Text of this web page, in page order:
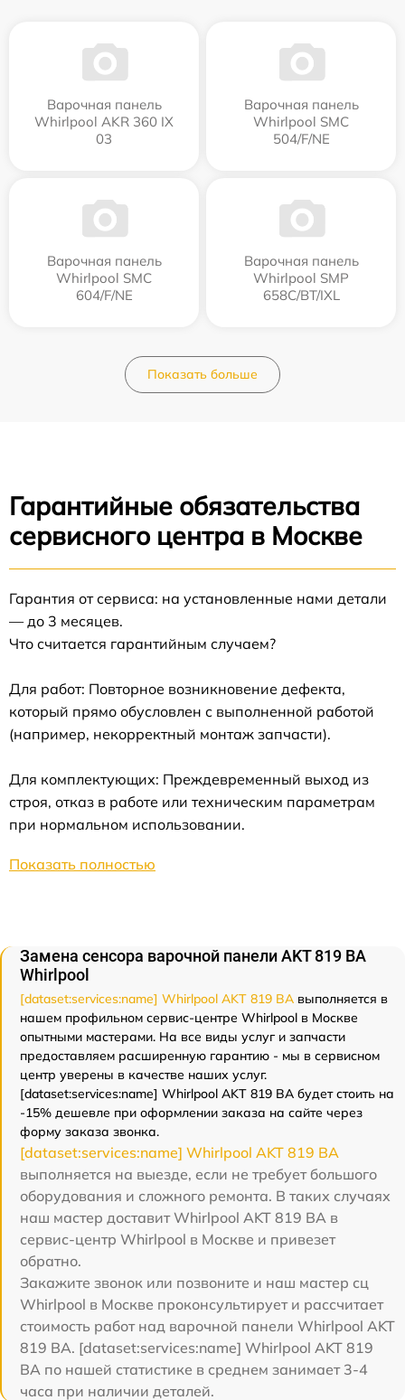
Варочная панель
Whirlpool AKR 360 IX
03
Варочная панель
Whirlpool SMC
504/F/NE
Варочная панель
Whirlpool SMC
604/F/NE
Варочная панель
Whirlpool SMP
658C/BT/IXL
Показать больше
Гарантийные обязательства
сервисного центра в Москве
Гарантия от сервиса: на установленные нами детали
— до 3 месяцев.
Что считается гарантийным случаем?
Для работ: Повторное возникновение дефекта,
который прямо обусловлен с выполненной работой
(например, некорректный монтаж запчасти).
Для комплектующих: Преждевременный выход из
строя, отказ в работе или техническим параметрам
при нормальном использовании.
Показать полностью
Замена сенсора варочной панели AKT 819 BA
Whirlpool
[dataset:services:name] Whirlpool AKT 819 BA выполняется в
нашем профильном сервис-центре Whirlpool в Москве
опытными мастерами. На все виды услуг и запчасти
предоставляем расширенную гарантию - мы в сервисном
центр уверены в качестве наших услуг.
[dataset:services:name] Whirlpool AKT 819 BA будет стоить на
-15% дешевле при оформлении заказа на сайте через
форму заказа звонка.
[dataset:services:name] Whirlpool AKT 819 BA
выполняется на выезде, если не требует большого
оборудования и сложного ремонта. В таких случаях
наш мастер доставит Whirlpool AKT 819 BA в
сервис-центр Whirlpool в Москве и привезет
обратно.
Закажите звонок или позвоните и наш мастер сц
Whirlpool в Москве проконсультирует и рассчитает
стоимость работ над варочной панели Whirlpool AKT
819 BA. [dataset:services:name] Whirlpool AKT 819
BA по нашей статистике в среднем занимает 3-4
часа при наличии деталей.